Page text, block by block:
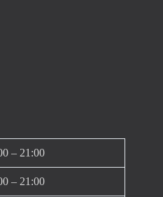
– 21:00
– 21:00